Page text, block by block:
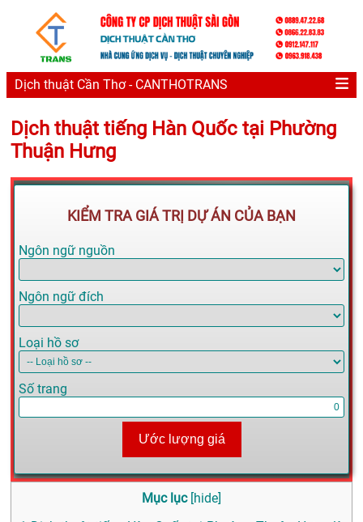
Dịch thuật Cần Thơ - CANTHOTRANS
Dịch thuật tiếng Hàn Quốc tại Phường
Thuận Hưng
KIỂM TRA GIÁ TRỊ DỰ ÁN CỦA BẠN
Ngôn ngữ nguồn
Ngôn ngữ đích
Loại hồ sơ
Số trang
Ước lượng giá
Mục lục [hide]